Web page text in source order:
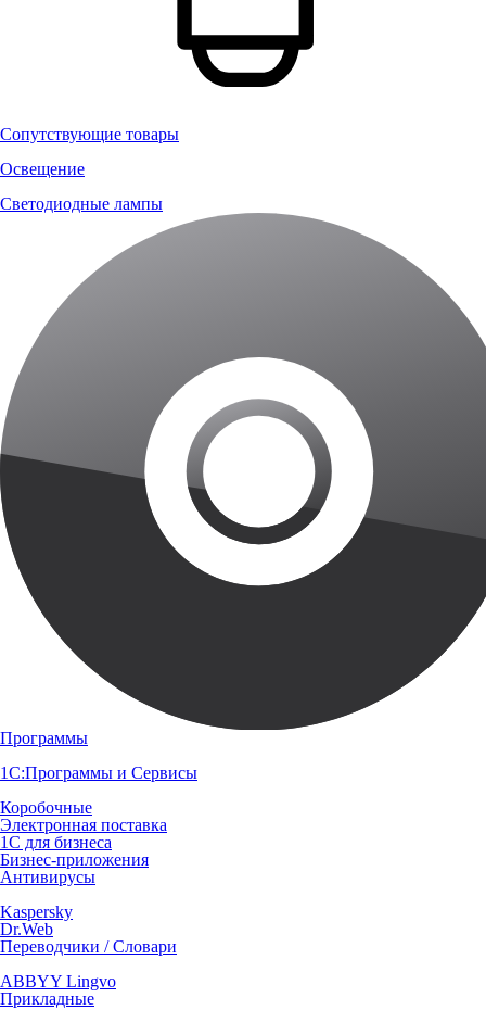
Сопутствующие товары
Освещение
Светодиодные лампы
Программы
1С:Программы и Сервисы
Коробочные
Электронная поставка
1С для бизнеса
Бизнес-приложения
Антивирусы
Kaspersky
Dr.Web
Переводчики / Словари
ABBYY Lingvo
Прикладные